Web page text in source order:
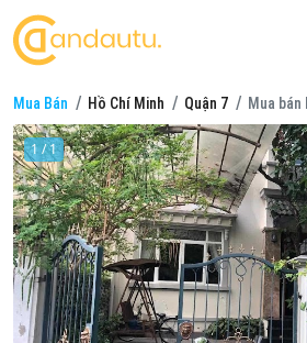
Mua Bán Hồ Chí Minh Quận 7 Mua
1 / 1